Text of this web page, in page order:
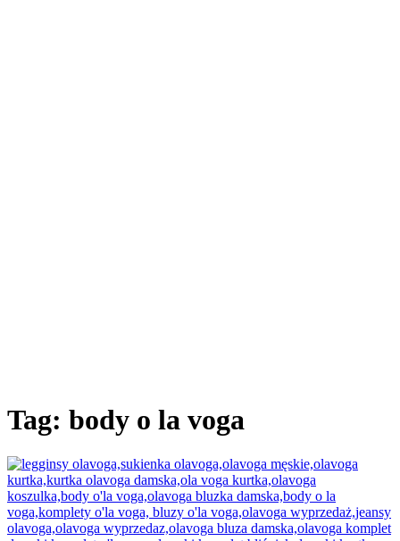
Tag: body o la voga